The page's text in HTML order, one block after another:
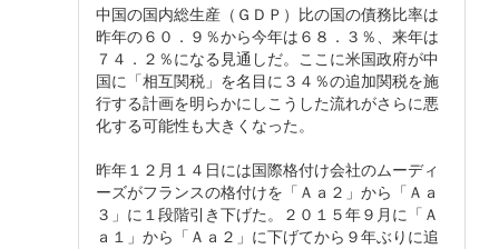
中国の国内総生産（ＧＤＰ）比の国の債務比率は
昨年の６０．９％から今年は６８．３％、来年は
７４．２％になる見通しだ。ここに米国政府が中
国に「相互関税」を名目に３４％の追加関税を施
行する計画を明らかにしこうした流れがさらに悪
化する可能性も大きくなった。
昨年１２月１４日には国際格付け会社のムーディ
ーズがフランスの格付けを「Ａａ２」から「Ａａ
３」に１段階引き下げた。２０１５年９月に「Ａ
ａ１」から「Ａａ２」に下げてから９年ぶりに追